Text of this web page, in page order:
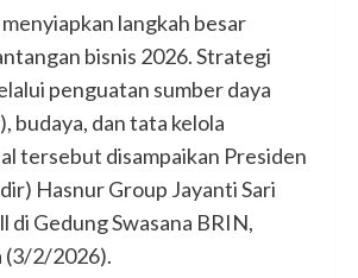
langkah besar
bisnis 2026. Strategi
penguatan sumber daya
budaya, dan tata kelola
tersebut disampaikan Presiden
Hasnur Group Jayanti Sari
di Gedung Swasana BRIN,
(3/2/2026).